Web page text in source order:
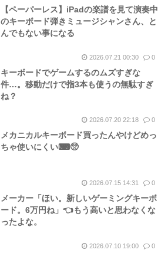
【ペーパーレス】iPadの楽譜を見て演奏中
のキーボード弾きミュージシャンさん、と
んでもない事になる
2026.07.21 00:30 0
キーボードでゲームするのムズすぎな
件…。移動だけで指3本も使うの無駄すぎ
ね？
2026.07.20 22:18 0
メカニカルキーボード買ったんやけどめっ
ちゃ使いにくい⌨🥺
2026.07.15 14:31 0
メーカー「ほい。新しいゲーミングキーボ
ード。6万円ね」👈もう高いと思わなくな
ったよな。
2026.07.10 19:00 0